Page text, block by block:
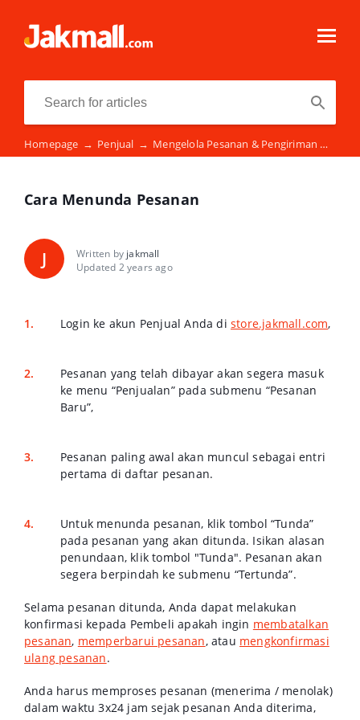
Homepage → Penjual → Mengelola Pesanan & Pengiriman →
Cara Menunda Pesanan
J Written by jakmall
Updated 2 years ago
Login ke akun Penjual Anda di store.jakmall.com,
Pesanan yang telah dibayar akan segera masuk
ke menu “Penjualan” pada submenu “Pesanan
Baru”,
Pesanan paling awal akan muncul sebagai entri
pertama di daftar pesanan.
Untuk menunda pesanan, klik tombol “Tunda”
pada pesanan yang akan ditunda. Isikan alasan
penundaan, klik tombol "Tunda". Pesanan akan
segera berpindah ke submenu “Tertunda”.
Selama pesanan ditunda, Anda dapat melakukan
konfirmasi kepada Pembeli apakah ingin membatalkan
pesanan, memperbarui pesanan, atau mengkonfirmasi
ulang pesanan.
Anda harus memproses pesanan (menerima / menolak)
dalam waktu 3x24 jam sejak pesanan Anda diterima,